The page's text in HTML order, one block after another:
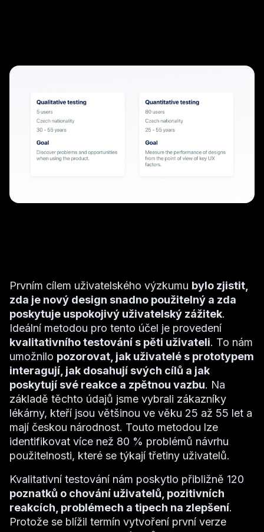
Prvním cílem uživatelského výzkumu bylo zjistit,
zda je nový design snadno použitelný a zda
poskytuje uspokojivý uživatelský zážitek.
Ideální metodou pro tento účel je provedení
kvalitativního testování s pěti uživateli. To nám
umožnilo pozorovat, jak uživatelé s prototypem
interagují, jak dosahují svých cílů a jak
poskytují své reakce a zpětnou vazbu. Na
základě těchto údajů jsme vybrali zákazníky
lékárny, kteří jsou většinou ve věku 25 až 55 let a
mají českou národnost. Touto metodou lze
identifikovat více než 80 % problémů návrhu
použitelnosti, které se týkají třetiny uživatelů.
Kvalitativní testování nám poskytlo přibližně 120
poznatků o chování uživatelů, pozitivních
reakcích, problémech a tipech na zlepšení.
Protože se blížil termín vytvoření první verze